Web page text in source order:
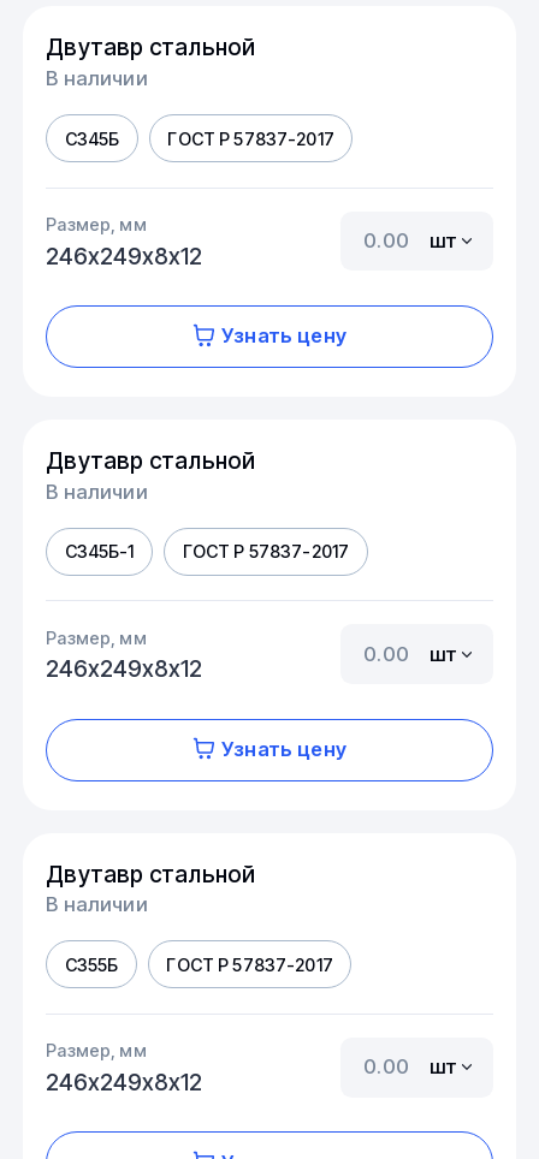
Двутавр стальной
В наличии
С345Б ГОСТ Р 57837-2017
Размер, мм
246х249х8х12
шт
Узнать цену
Двутавр стальной
В наличии
С345Б-1 ГОСТ Р 57837-2017
Размер, мм
246х249х8х12
шт
Узнать цену
Двутавр стальной
В наличии
С355Б ГОСТ Р 57837-2017
Размер, мм
246х249х8х12
шт